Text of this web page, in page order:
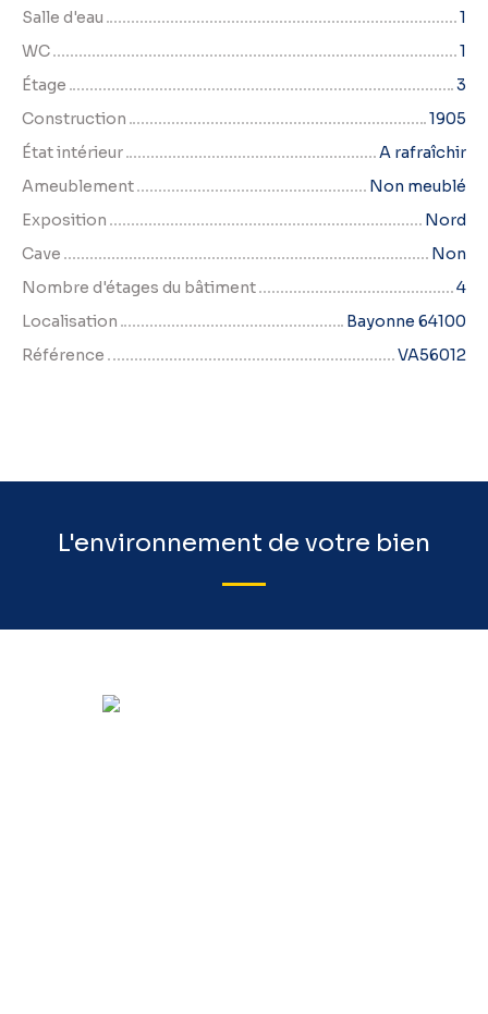
Salle d'eau
1
WC
1
Étage
3
Construction
1905
État intérieur
A rafraîchir
Ameublement
Non meublé
Exposition
Nord
Cave
Non
Nombre d'étages du bâtiment
4
Localisation
Bayonne 64100
Référence
VA56012
L'environnement de votre bien